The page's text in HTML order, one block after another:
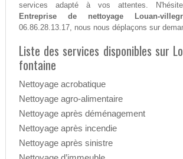
services adapté à vos attentes.
Entreprise de nettoyage Louan-
06.86.28.13.17, nous nous déplaçons sur
Liste des services disponibles sur
fontaine
Nettoyage acrobatique
Nettoyage agro-alimentaire
Nettoyage après déménagement
Nettoyage après incendie
Nettoyage après sinistre